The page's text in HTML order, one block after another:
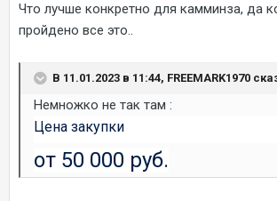
Что лучше конкретно для камминза, да
пройдено все это..
В 11.01.2023 в 11:44, FREEMARK1970
Немножко не так там :
Цена закупки
от 50 000 руб.